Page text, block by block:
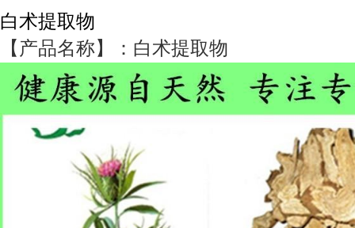
白术提取物
【产品名称】：白术提取物